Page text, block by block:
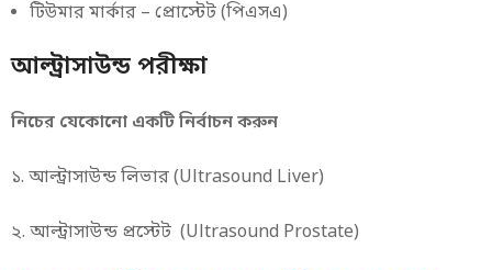
টিউমার মার্কার – প্রোস্টেট (পিএসএ)
আল্ট্রাসাউন্ড পরীক্ষা
নিচের যেকোনো একটি নির্বাচন করুন
১. আল্ট্রাসাউন্ড লিভার (Ultrasound Liver)
২. আল্ট্রাসাউন্ড প্রস্টেট (Ultrasound Prostate)